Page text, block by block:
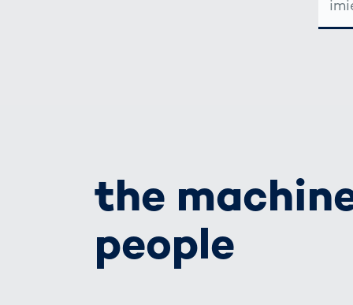
MAIL-
the
people